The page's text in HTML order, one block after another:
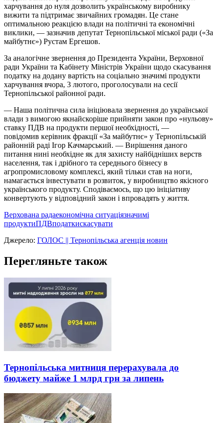
харчування до нуля дозволить українському виробнику
вижити та підтримає звичайних громадян. Це стане
оптимальною реакцією влади на політичні та економічні
виклики, — зазначив депутат Тернопільської міської ради («За
майбутнє») Рустам Ергешов.
За аналогічне звернення до Президента України, Верховної
ради України та Кабінету Міністрів України щодо скасування
податку на додану вартість на соціально значимі продукти
харчування вчора, 3 лютого, проголосували на сесії
Тернопільської районної ради.
— Наша політична сила ініціювала звернення до української
влади з вимогою якнайскоріше прийняти закон про «нульову»
ставку ПДВ на продукти першої необхідності, —
повідомив керівник фракції «За майбутнє» у Тернопільській
районній раді Ігор Качмарський. — Вирішення даного
питання нині необхідне як для захисту найбідніших верств
населення, так і дрібного та середнього бізнесу в
агропромисловому комплексі, який тільки став на ноги,
намагається інвестувати в розвиток, у виробництво якісного
українського продукту. Сподіваємось, що цю ініціативу
конвертують у відповідний закон і впровадять у життя.
Верхована радаекономічна ситуаціязначимі
продуктиПДВподаткискасувати
Джерело: ГОЛОС || Тернопільська агенція новин
Перегляньте також
Тернопільська митниця перерахувала до
бюджету майже 1 млрд грн за липень